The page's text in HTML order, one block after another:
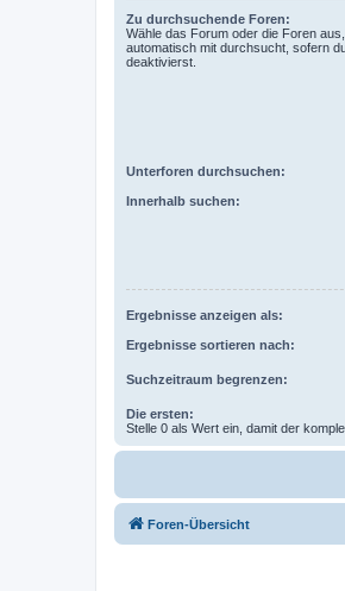
Zu durchsuchende Foren:
Wähle das Forum oder die Foren
automatisch mit durchsucht, sofern
deaktivierst.
Unterforen durchsuchen:
Innerhalb suchen:
Ergebnisse anzeigen als:
Ergebnisse sortieren nach:
Suchzeitraum begrenzen:
Die ersten:
Stelle 0 als Wert ein, damit der
Foren-Übersicht